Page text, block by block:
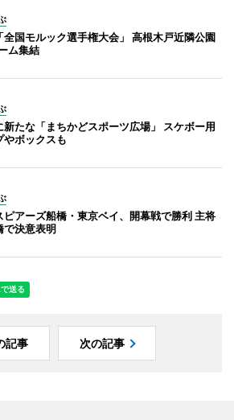
全国モルック選手権大会」 高根木戸近隣公園
ム集結
新たな「まちかどスポーツ広場」 スケボー用
やボックスも
ピアーズ船橋・東京ベイ、開幕戦で勝利 主将
で決意表明
記事 次の記事